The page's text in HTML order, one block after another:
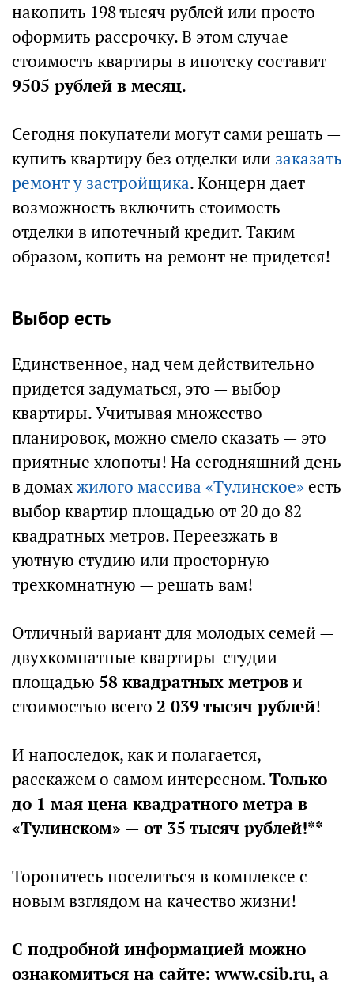
накопить 198 тысяч рублей или просто
оформить рассрочку. В этом случае
стоимость квартиры в ипотеку составит
9505 рублей в месяц.
Сегодня покупатели могут сами решать —
купить квартиру без отделки или заказать
ремонт у застройщика. Концерн дает
возможность включить стоимость
отделки в ипотечный кредит. Таким
образом, копить на ремонт не придется!
Выбор есть
Единственное, над чем действительно
придется задуматься, это — выбор
квартиры. Учитывая множество
планировок, можно смело сказать — это
приятные хлопоты! На сегодняшний день
в домахжилого массива «Тулинское»есть
выбор квартир площадью от 20 до 82
квадратных метров. Переезжать в
уютную студию или просторную
трехкомнатную — решать вам!
Отличный вариант для молодых семей —
двухкомнатные квартиры-студии
площадью 58 квадратных метрови
стоимостью всего 2 039 тысяч рублей!
И напоследок, как и полагается,
расскажем о самом интересном.Только
до 1 мая цена квадратного метра в
«Тулинском» — от 35 тысяч рублей!**
Торопитесь поселиться в комплексе с
новым взглядом на качество жизни!
С подробной информацией можно
ознакомиться на сайте: www.csib.ru, а